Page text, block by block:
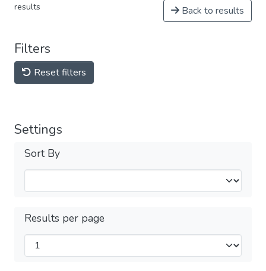
results Back to results
Filters
Reset filters
Settings
Sort By
Results per page